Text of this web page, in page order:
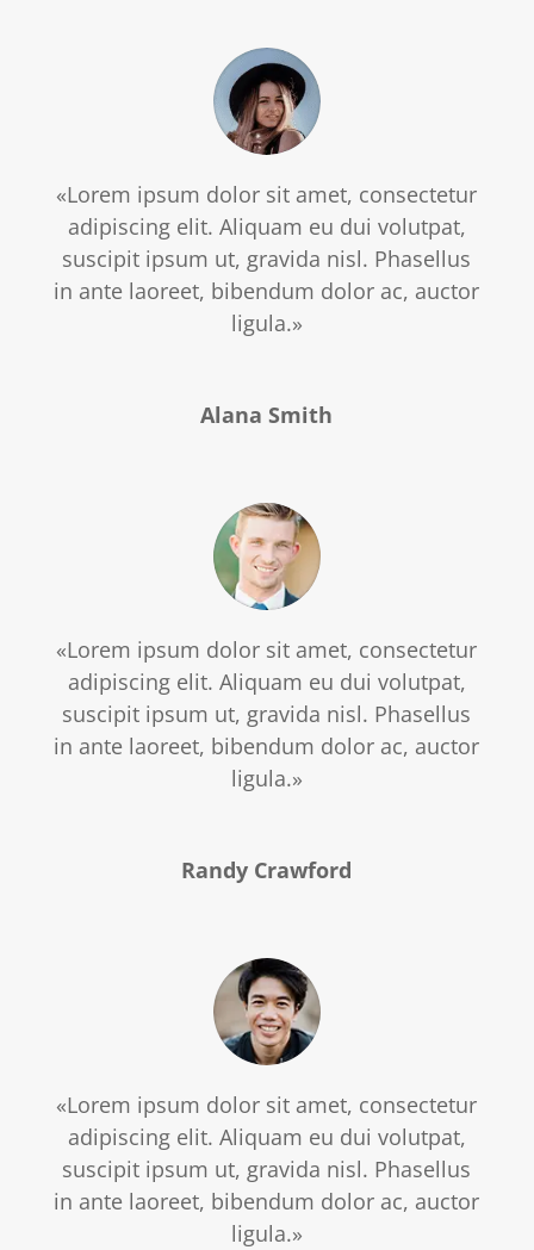
«Lorem ipsum dolor sit amet, consectetur
adipiscing elit. Aliquam eu dui volutpat,
suscipit ipsum ut, gravida nisl. Phasellus
in ante laoreet, bibendum dolor ac, auctor
ligula.»
Alana Smith
«Lorem ipsum dolor sit amet, consectetur
adipiscing elit. Aliquam eu dui volutpat,
suscipit ipsum ut, gravida nisl. Phasellus
in ante laoreet, bibendum dolor ac, auctor
ligula.»
Randy Crawford
«Lorem ipsum dolor sit amet, consectetur
adipiscing elit. Aliquam eu dui volutpat,
suscipit ipsum ut, gravida nisl. Phasellus
in ante laoreet, bibendum dolor ac, auctor
ligula.»